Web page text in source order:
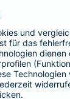
AG